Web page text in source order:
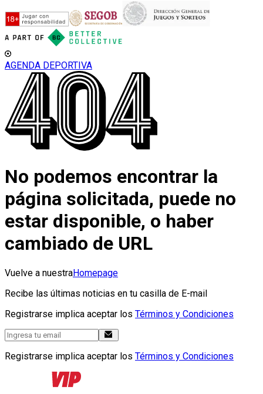
AGENDA DEPORTIVA
No podemos encontrar la
página solicitada, puede no
estar disponible, o haber
cambiado de URL
Vuelve a nuestraHomepage
Recibe las últimas noticias en tu casilla de E-mail
Registrarse implica aceptar los Términos y Condiciones
Registrarse implica aceptar los Términos y Condiciones